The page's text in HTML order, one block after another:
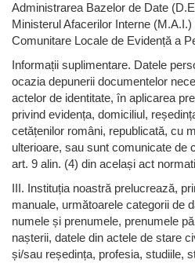
Administrarea Bazelor de Date
Ministerul Afacerilor Interne
Comunitare Locale de Evidență a
Informații suplimentare. Datele
ocazia depunerii documentelor
actelor de identitate, în aplicarea
privind evidența, domiciliul,
cetățenilor români, republicată, cu
ulterioare, sau sunt comunicate de
art. 9 alin. (4) din același act
III. Instituția noastră prelucrează,
manuale, următoarele categorii de
numele și prenumele, prenumele
nașterii, datele din actele de stare
și/sau reședința, profesia, studiile,